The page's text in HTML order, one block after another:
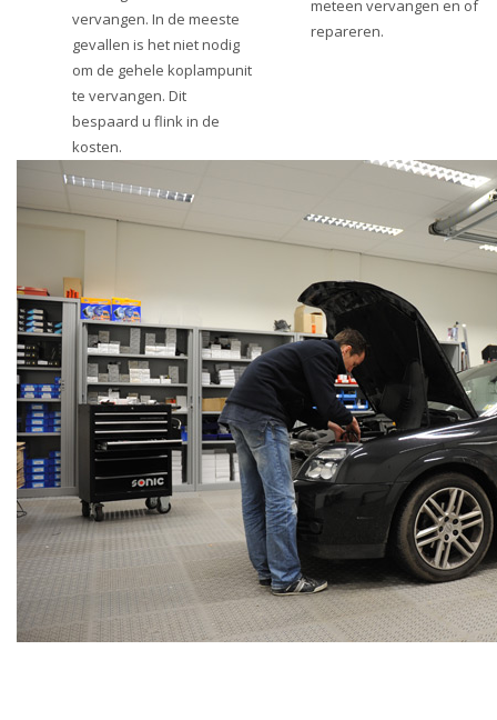
vervangen. In de meeste
gevallen is het niet nodig
om de gehele koplampunit
te vervangen. Dit
bespaard u flink in de
kosten.
meteen vervangen en of
repareren.